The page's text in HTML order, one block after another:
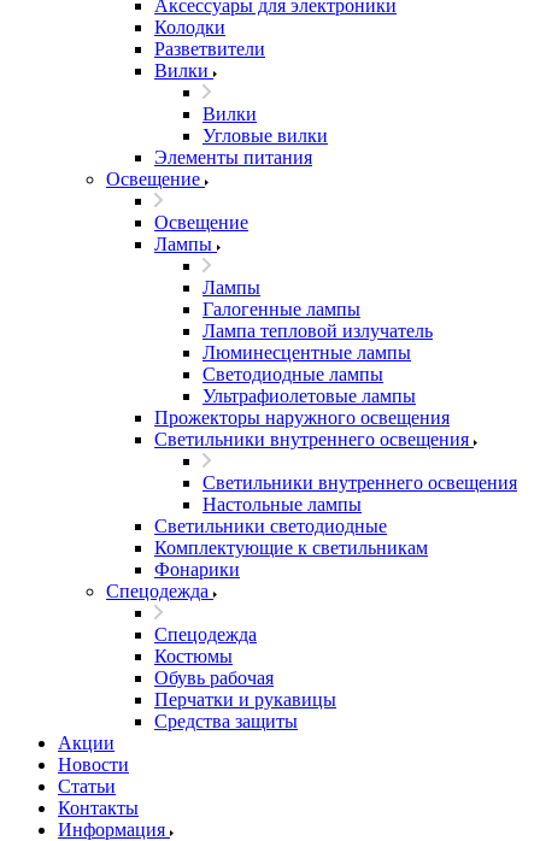
Аксессуары для электроники
Колодки
Разветвители
Вилки
Вилки
Угловые вилки
Элементы питания
Освещение
Освещение
Лампы
Лампы
Галогенные лампы
Лампа тепловой излучатель
Люминесцентные лампы
Светодиодные лампы
Ультрафиолетовые лампы
Прожекторы наружного освещения
Светильники внутреннего освещения
Светильники внутреннего освещения
Настольные лампы
Светильники светодиодные
Комплектующие к светильникам
Фонарики
Спецодежда
Спецодежда
Костюмы
Обувь рабочая
Перчатки и рукавицы
Средства защиты
Акции
Новости
Статьи
Контакты
Информация